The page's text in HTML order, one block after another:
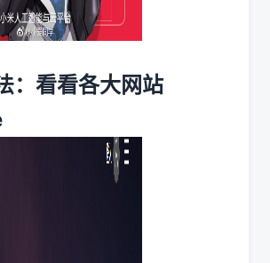
：看看各大网站